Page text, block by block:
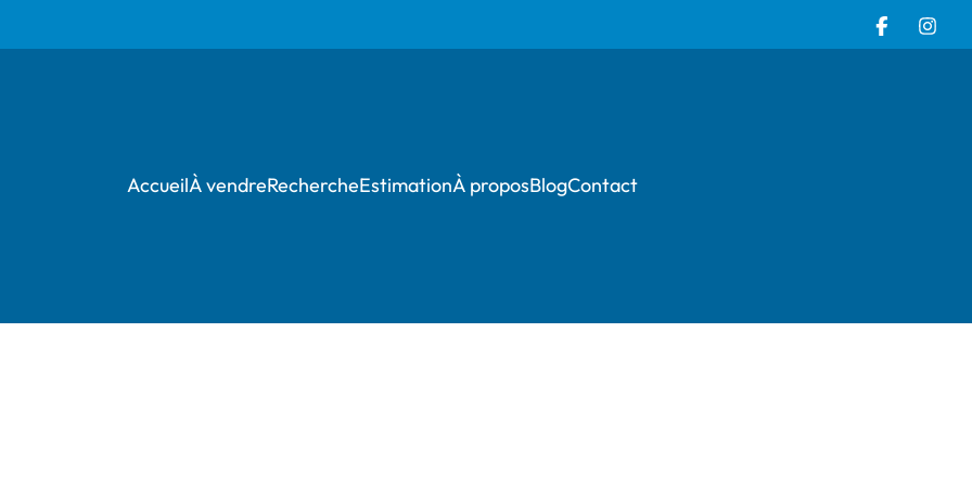
AccueilÀ vendreRechercheEstimationÀ proposBlogContact